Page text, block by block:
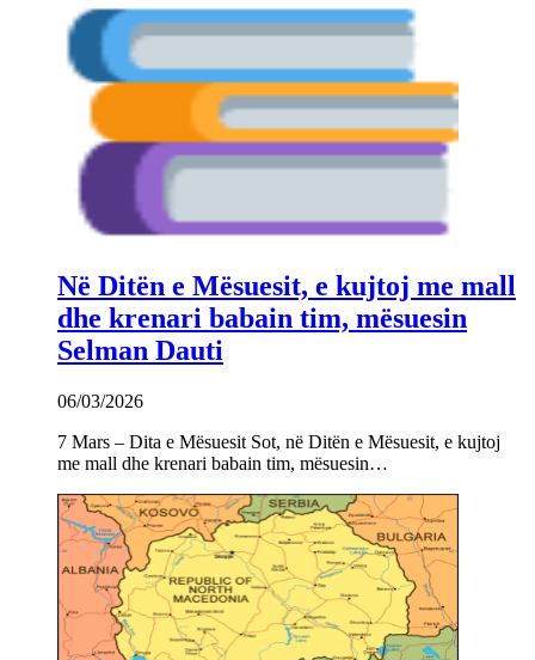
Në Ditën e Mësuesit, e kujtoj me mall
dhe krenari babain tim, mësuesin
Selman Dauti
06/03/2026
7 Mars – Dita e Mësuesit Sot, në Ditën e Mësuesit, e kujtoj
me mall dhe krenari babain tim, mësuesin…